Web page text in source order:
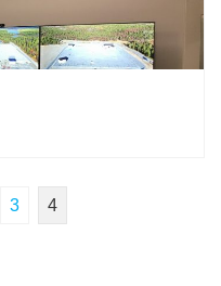
3 4